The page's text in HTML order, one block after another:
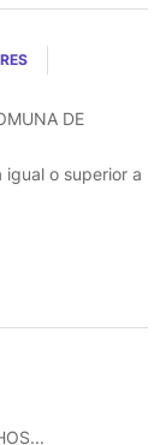
DE
o superior a